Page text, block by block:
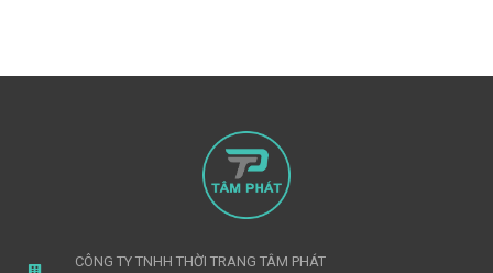
CÔNG TY TNHH THỜI TRANG TÂM PHÁT